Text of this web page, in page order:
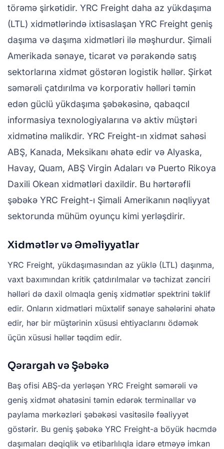
törəmə şirkətidir. YRC Freight daha az yükdaşıma
(LTL) xidmətlərində ixtisaslaşan YRC Freight geniş
daşıma və daşıma xidmətləri ilə məşhurdur. Şimali
Amerikada sənaye, ticarət və pərakəndə satış
sektorlarına xidmət göstərən logistik həllər. Şirkət
səmərəli çatdırılma və korporativ həlləri təmin
edən güclü yükdaşıma şəbəkəsinə, qabaqcıl
informasiya texnologiyalarına və aktiv müştəri
xidmətinə malikdir. YRC Freight-ın xidmət sahəsi
ABŞ, Kanada, Meksikanı əhatə edir və Alyaska,
Havay, Quam, ABŞ Virgin Adaları və Puerto Rikoya
Daxili Okean xidmətləri daxildir. Bu hərtərəfli
şəbəkə YRC Freight-ı Şimali Amerikanın nəqliyyat
sektorunda mühüm oyunçu kimi yerləşdirir.
Xidmətlər və Əməliyyatlar
YRC Freight, yükdaşımasından az yüklə (LTL) daşınma,
vaxt baxımından kritik çatdırılmalar və təchizat zənciri
həlləri də daxil olmaqla geniş xidmətlər spektrini təklif
edir. Onların xidmətləri müxtəlif sənaye sahələrini əhatə
edir, hər bir müştərinin xüsusi ehtiyaclarını ödəmək
üçün xüsusi həllər təqdim edir.
Qərargah və Şəbəkə
Baş ofisi ABŞ-da yerləşən YRC Freight səmərəli və
geniş xidmət əhatəsini təmin edərək terminallar və
paylama mərkəzləri şəbəkəsi vasitəsilə fəaliyyət
göstərir. Bu geniş şəbəkə YRC Freight-a böyük həcmdə
daşımaları dəqiqlik və etibarlılıqla idarə etməyə imkan